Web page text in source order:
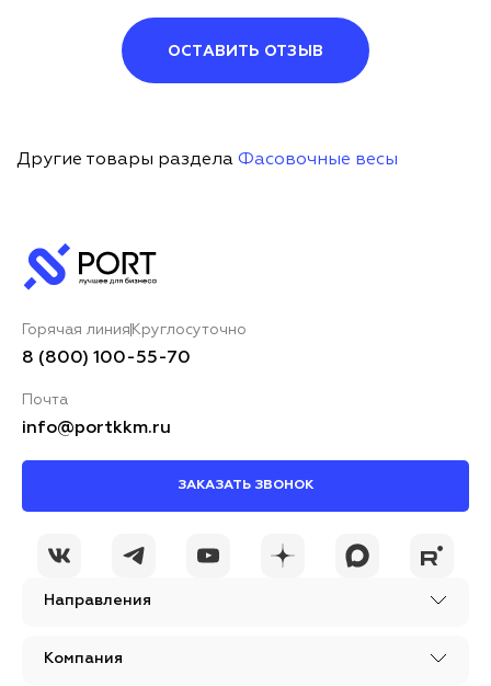
ОСТАВИТЬ ОТЗЫВ
Другие товары раздела Фасовочные весы
Направления
Компания
Горячая линия Круглосуточно
8 (800) 100-55-70
Почта
info@portkkm.ru
ЗАКАЗАТЬ ЗВОНОК